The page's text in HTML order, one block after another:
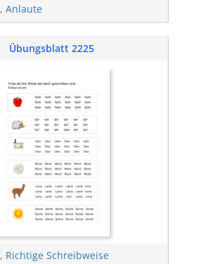
, Anlaute
Übungsblatt 2225
, Richtige Schreibweise